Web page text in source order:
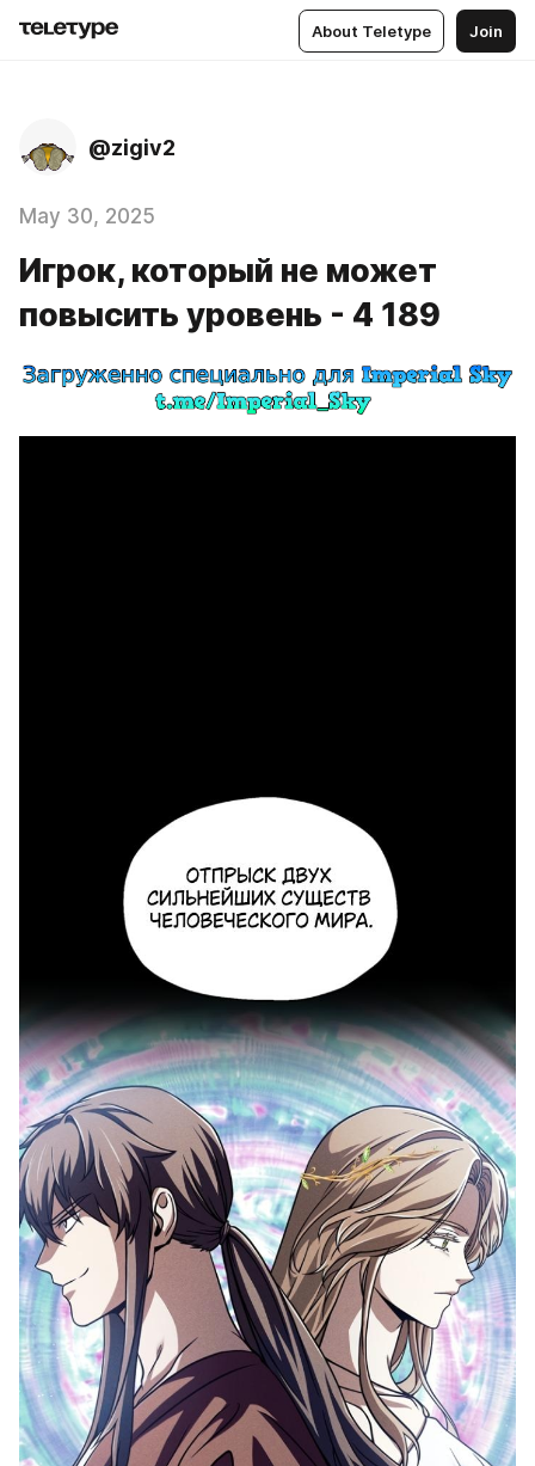
About Teletype Join
@zigiv2
May 30, 2025
Игрок, который не может
повысить уровень - 4 189